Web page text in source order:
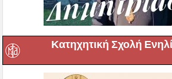
Κατηχητική Σχολή